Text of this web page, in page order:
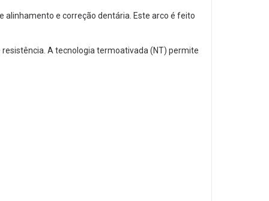
e correção dentária. Este arco é feito
A tecnologia termoativada (NT) permite